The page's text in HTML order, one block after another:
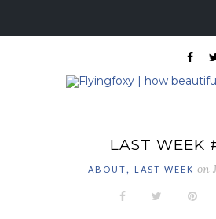
LAST WEEK
ABOUT, LAST WEEK on